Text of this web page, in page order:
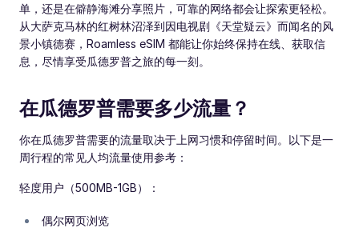
单，还是在僻静海滩分享照片，可靠的网络都会让探索更轻松。
从大萨克马林的红树林沼泽到因电视剧《天堂疑云》而闻名的风
景小镇德赛，Roamless eSIM 都能让你始终保持在线、获取信
息，尽情享受瓜德罗普之旅的每一刻。
在瓜德罗普需要多少流量？
你在瓜德罗普需要的流量取决于上网习惯和停留时间。以下是一
周行程的常见人均流量使用参考：
轻度用户（500MB-1GB）：
偶尔网页浏览